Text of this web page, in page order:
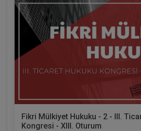
Fikri Mülkiyet Hukuku - 2 - III.
Kongresi - XIII. Oturum